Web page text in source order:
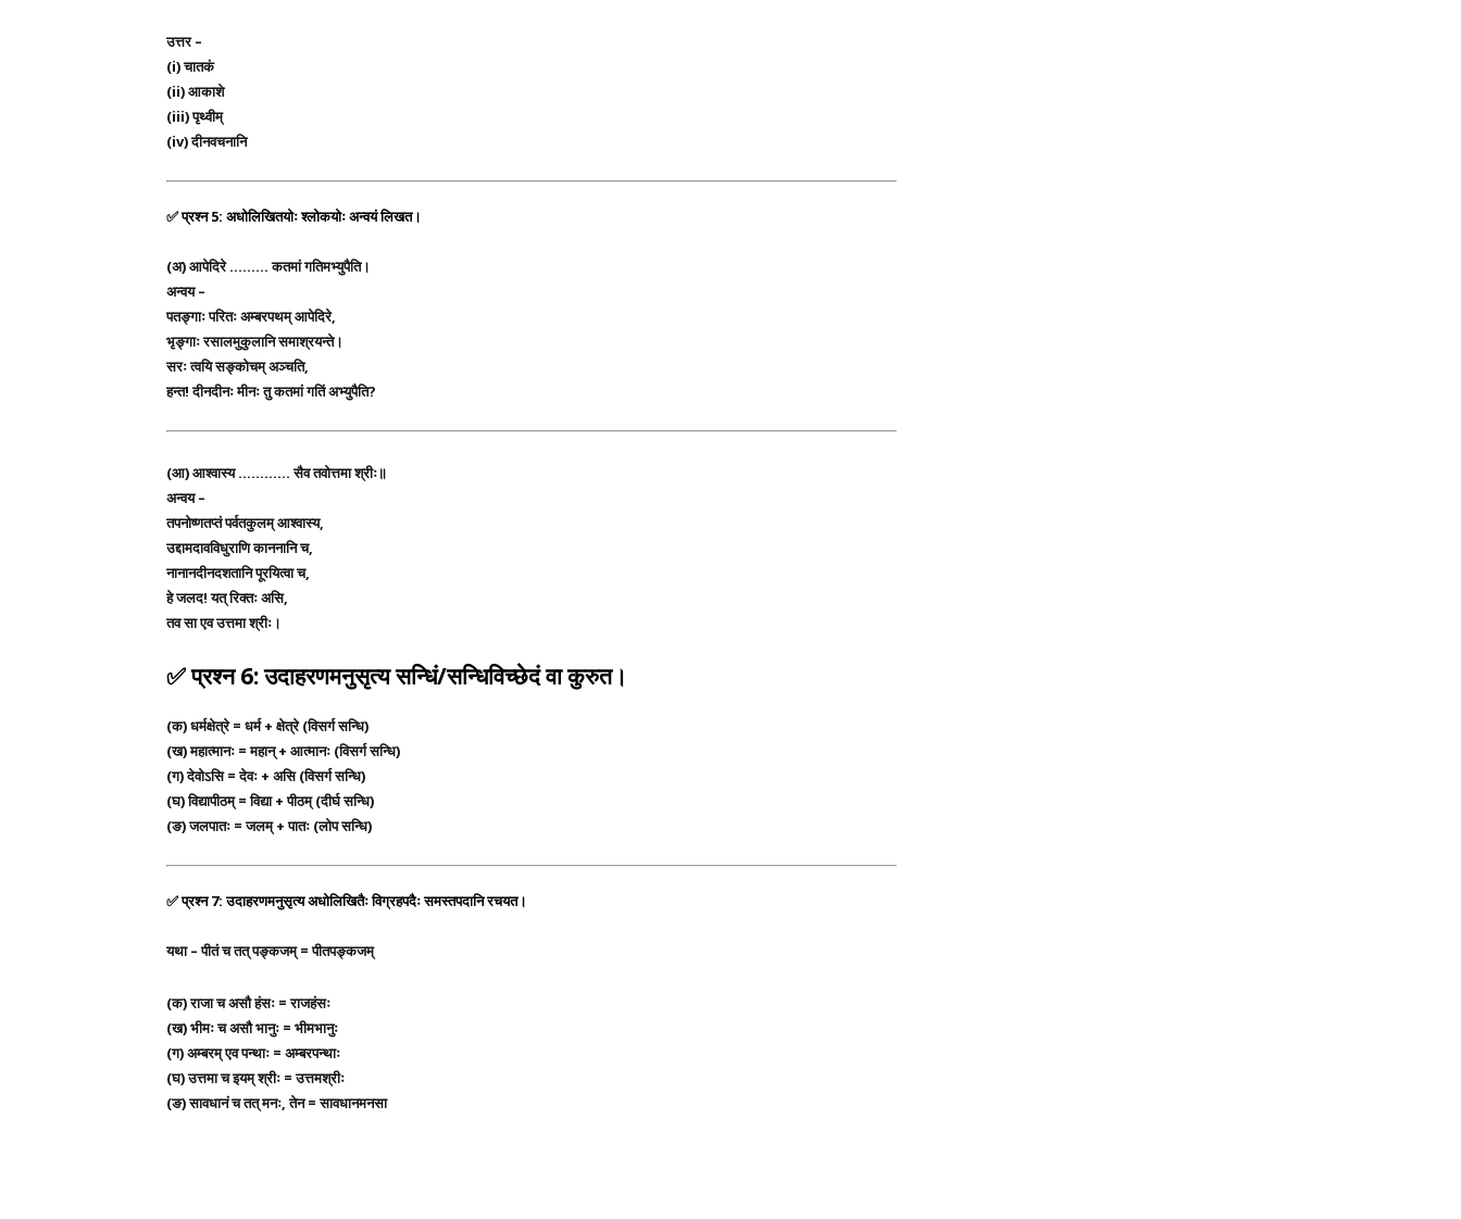
उत्तर –
(i) चातकं
(ii) आकाशे
(iii) पृथ्वीम्
(iv) दीनवचनानि
✅प्रश्न 5: अधोलिखितयोः श्लोकयोः अन्वयं लिखत।
(अ)आपेदिरे ……… कतमां गतिमभ्युपैति।
अन्वय –
पतङ्गाः परितः अम्बरपथम् आपेदिरे,
भृङ्गाः रसालमुकुलानि समाश्रयन्ते।
सरः त्वयि सङ्कोचम् अञ्चति,
हन्त! दीनदीनः मीनः तु कतमां गतिं अभ्युपैति?
(आ)आश्वास्य ………… सैव तवोत्तमा श्रीः॥
अन्वय –
तपनोष्णतप्तं पर्वतकुलम् आश्वास्य,
उद्दामदावविधुराणि काननानि च,
नानानदीनदशतानि पूरयित्वा च,
हे जलद! यत् रिक्तः असि,
तव सा एव उत्तमा श्रीः।
✅प्रश्न 6: उदाहरणमनुसृत्य सन्धिं/सन्धिविच्छेदं वा कुरुत।
(क)धर्मक्षेत्रे = धर्म + क्षेत्रे(विसर्ग सन्धि)
(ख)महात्मानः =महान् + आत्मानः (विसर्ग सन्धि)
(ग)देवोऽसि =देवः + असि(विसर्ग सन्धि)
(घ)विद्यापीठम् =विद्या + पीठम्(दीर्घ सन्धि)
(ङ)जलपातः =जलम् + पातः (लोप सन्धि)
✅प्रश्न 7: उदाहरणमनुसृत्य अधोलिखितैः विग्रहपदैः समस्तपदानि रचयत।
यथा –पीतं च तत् पङ्कजम् =पीतपङ्कजम्
(क)राजा च असौ हंसः =राजहंसः
(ख)भीमः च असौ भानुः = भीमभानुः
(ग)अम्बरम् एव पन्थाः = अम्बरपन्थाः
(घ)उत्तमा च इयम् श्रीः =उत्तमश्रीः
(ङ)सावधानं च तत् मनः, तेन =सावधानमनसा